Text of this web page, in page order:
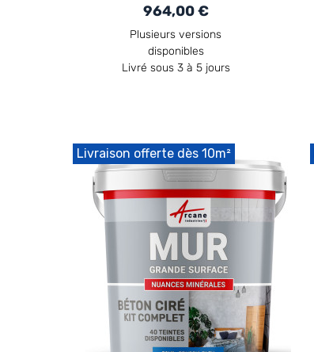
964,00 €
Plusieurs versions
disponibles
Livré sous 3 à 5 jours
Livraison offerte dès 10m²